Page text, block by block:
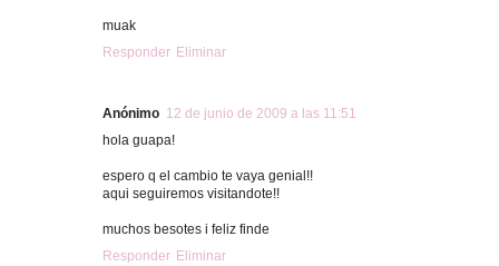
muak
Responder Eliminar
Anónimo 12 de junio de 2009 a las 11:51
hola guapa!
espero q el cambio te vaya genial!!
aqui seguiremos visitandote!!
muchos besotes i feliz finde
Responder Eliminar